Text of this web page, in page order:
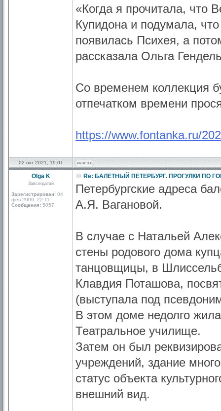
«Когда я прочитала, что
Купидона и подумала,
появилась Психея, а
рассказала Ольга
Со временем коллекция
отпечатком времени
https://www.fontanka.ru/
02 окт 2021, 19:01
Olga K
Завсегдатай
Зарегистрирован: 04
фев 2009, 22:11
Сообщения: 5057
Re: БАЛЕТНЫЙ ПЕТЕРБУРГ. ПРОГУЛКИ ПО
Петербургские адреса
А.Я. Вагановой.
В случае с Натальей
стены родового дома
танцовщицы, в
Клавдия Поташова,
(выступала под
В этом доме недолго
Театральное училище.
Затем он был
учреждений, здание
статус объекта
внешний вид.